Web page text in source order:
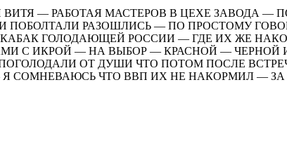
— РАБОТАЯ МАСТЕРОВ В ЦЕХЕ ЗАВОДА —
ПОБОЛТАЛИ РАЗОШЛИСЬ — ПО ПРОСТОМУ
ГОЛОДАЮЩЕЙ РОССИИ — ГДЕ ИХ ЖЕ
С ИКРОЙ — НА ВЫБОР — КРАСНОЙ —
ОТ ДУШИ ЧТО ПОТОМ ПОСЛЕ
СОМНЕВАЮСЬ ЧТО ВВП ИХ НЕ НАКОРМИЛ — ЗА